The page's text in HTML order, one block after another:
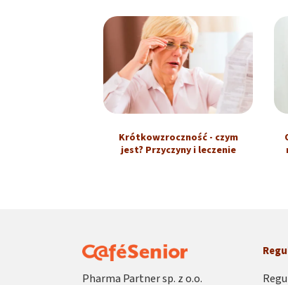
Krótkowzroczność - czym
jest? Przyczyny i leczenie
Pharma Partner sp. z o.o.